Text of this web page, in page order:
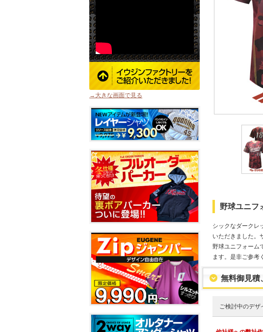
野球ユニ
シックなダークレ
いただきました。
野球ユニフォーム
ます。是非ご参考
無料御見積
ご検討中のデザ
→大きな画面で見る